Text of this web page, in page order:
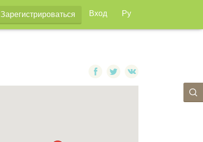
Зарегистрироваться Вход Ру